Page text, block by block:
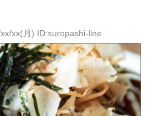
xx(月) ID:suropashi-line